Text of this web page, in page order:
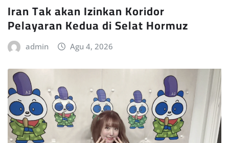
Iran Tak akan Izinkan Koridor
Pelayaran Kedua di Selat Hormuz
admin Agu 4, 2026